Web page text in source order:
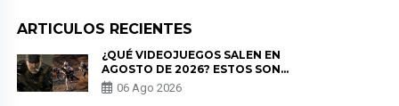
ARTICULOS RECIENTES
¿QUÉ VIDEOJUEGOS SALEN EN
AGOSTO DE 2026? ESTOS SON
LOS ESTRENOS MÁS ESPERADOS
06 Ago 2026